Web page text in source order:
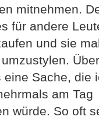
mitnehmen.
für andere
und sie
eine Sache, die
am Tag
würde. So oft